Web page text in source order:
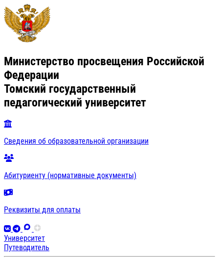
Министерство просвещения Российской
Федерации
Томский государственный
педагогический университет
Сведения об образовательной организации
Абитуриенту (нормативные документы)
Реквизиты для оплаты
Университет
Путеводитель